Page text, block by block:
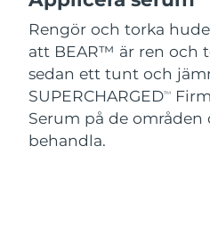
Rengör och torka
att BEAR™ är ren och
sedan ett tunt och
SUPERCHARGEDTM
Serum på de områden
behandla.